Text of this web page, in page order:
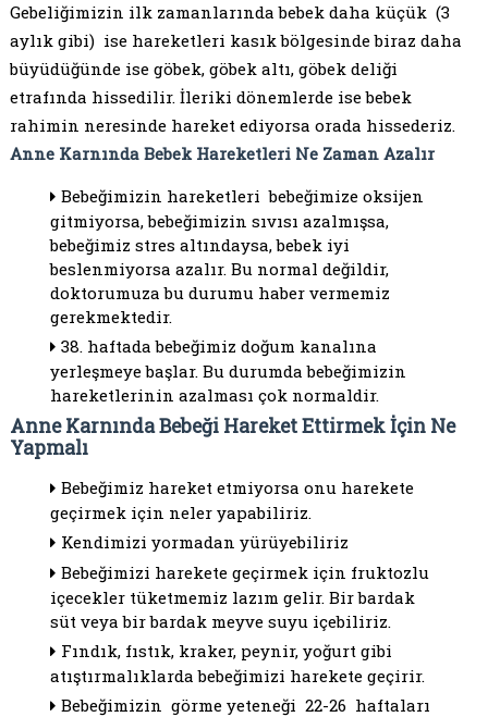
Gebeliğimizin ilk zamanlarında bebek daha küçük (3
aylık gibi) ise hareketleri kasık bölgesinde biraz daha
büyüdüğünde ise göbek, göbek altı, göbek deliği
etrafında hissedilir. İleriki dönemlerde ise bebek
rahimin neresinde hareket ediyorsa orada hissederiz.
Anne Karnında Bebek Hareketleri Ne Zaman Azalır
Bebeğimizin hareketleri bebeğimize oksijen
gitmiyorsa, bebeğimizin sıvısı azalmışsa,
bebeğimiz stres altındaysa, bebek iyi
beslenmiyorsa azalır. Bu normal değildir,
doktorumuza bu durumu haber vermemiz
gerekmektedir.
38. haftada bebeğimiz doğum kanalına
yerleşmeye başlar. Bu durumda bebeğimizin
hareketlerinin azalması çok normaldir.
Anne Karnında Bebeği Hareket Ettirmek İçin Ne
Yapmalı
Bebeğimiz hareket etmiyorsa onu harekete
geçirmek için neler yapabiliriz.
Kendimizi yormadan yürüyebiliriz
Bebeğimizi harekete geçirmek için fruktozlu
içecekler tüketmemiz lazım gelir. Bir bardak
süt veya bir bardak meyve suyu içebiliriz.
Fındık, fıstık, kraker, peynir, yoğurt gibi
atıştırmalıklarda bebeğimizi harekete geçirir.
Bebeğimizin görme yeteneği 22-26 haftaları